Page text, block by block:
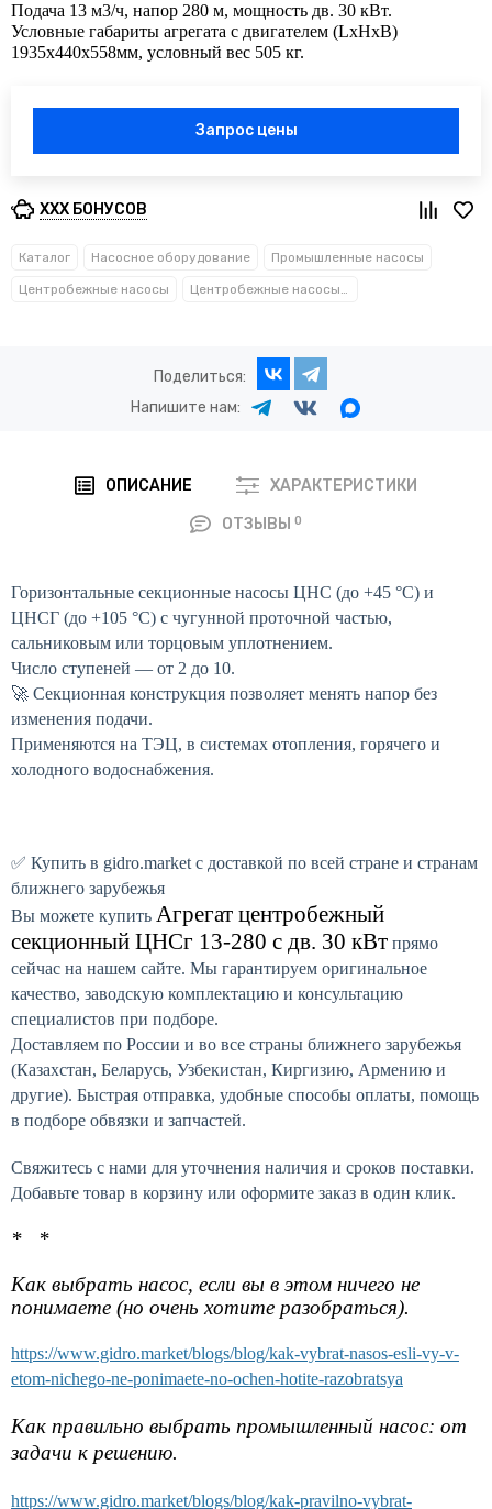
Подача 13 м3/ч, напор 280 м, мощность дв. 30 кВт.
Условные габариты агрегата с двигателем (LхHхB)
1935х440х558мм, условный вес 505 кг.
Запрос цены
XXX БОНУСОВ
Каталог Насосное оборудование Промышленные насосы
Центробежные насосы Центробежные насосы ЦНС
Поделиться:
Напишите нам:
ОПИСАНИЕ ХАРАКТЕРИСТИКИ
ОТЗЫВЫ 0
Горизонтальные секционные насосы ЦНС (до +45 °C) и
ЦНСГ (до +105 °C) с чугунной проточной частью,
сальниковым или торцовым уплотнением.
Число ступеней — от 2 до 10.
🚀 Секционная конструкция позволяет менять напор без
изменения подачи.
Применяются на ТЭЦ, в системах отопления, горячего и
холодного водоснабжения.
✅ Купить в gidro.market с доставкой по всей стране и странам
ближнего зарубежья
Вы можете купить Агрегат центробежный
секционный ЦНСг 13-280 с дв. 30 кВт прямо
сейчас на нашем сайте. Мы гарантируем оригинальное
качество, заводскую комплектацию и консультацию
специалистов при подборе.
Доставляем по России и во все страны ближнего зарубежья
(Казахстан, Беларусь, Узбекистан, Киргизию, Армению и
другие). Быстрая отправка, удобные способы оплаты, помощь
в подборе обвязки и запчастей.
Свяжитесь с нами для уточнения наличия и сроков поставки.
Добавьте товар в корзину или оформите заказ в один клик.
* *
Как выбрать насос, если вы в этом ничего не
понимаете (но очень хотите разобраться).
https://www.gidro.market/blogs/blog/kak-vybrat-nasos-esli-vy-v-
etom-nichego-ne-ponimaete-no-ochen-hotite-razobratsya
Как правильно выбрать промышленный насос: от
задачи к решению.
https://www.gidro.market/blogs/blog/kak-pravilno-vybrat-